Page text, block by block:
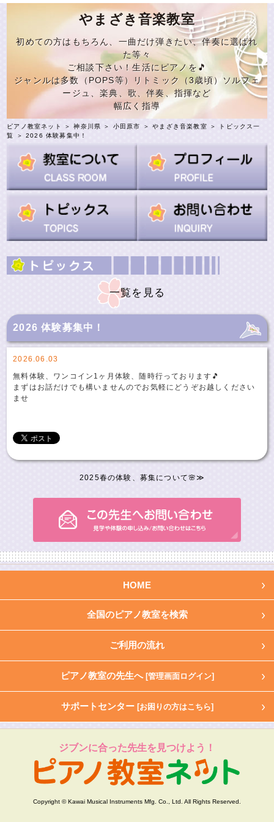
やまざき音楽教室
初めての方はもちろん、一曲だけ弾きたい、伴奏に選ばれ
た等々
ご相談下さい！生活にピアノを🎵
ジャンルは多数（POPS等）リトミック（3歳頃）ソルフェ
ージュ、楽典、歌、伴奏、指揮など
幅広く指導
ピアノ教室ネット ＞神奈川県 ＞ 小田原市 ＞やまざき音楽教室 ＞
トピックス一
覧
＞ 2026 体験募集中！
一覧を見る
2026 体験募集中！
2026.06.03
無料体験、ワンコイン1ヶ月体験、随時行っております🎵
まずはお話だけでも構いませんのでお気軽にどうぞお越しください
ませ
2025春の体験、募集について🌸≫
HOME
全国のピアノ教室を検索
ご利用の流れ
ピアノ教室の先生へ [管理画面ログイン]
サポートセンター [お困りの方はこちら]
ジブンに合った先生を見つけよう！
Copyright © Kawai Musical Instruments Mfg. Co., Ltd. All Rights Reserved.